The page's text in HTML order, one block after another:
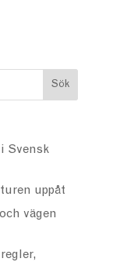
Svensk
uppåt
vägen